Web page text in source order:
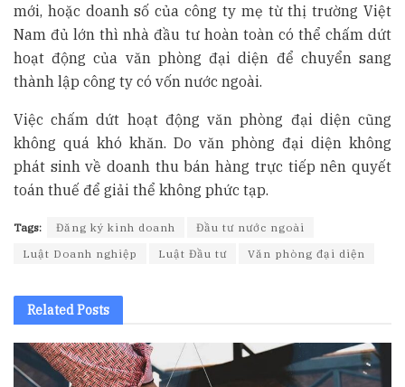
mới, hoặc doanh số của công ty mẹ từ thị trường Việt
Nam đủ lớn thì nhà đầu tư hoàn toàn có thể chấm dứt
hoạt động của văn phòng đại diện để chuyển sang
thành lập công ty có vốn nước ngoài.
Việc chấm dứt hoạt động văn phòng đại diện cũng
không quá khó khăn. Do văn phòng đại diện không
phát sinh về doanh thu bán hàng trực tiếp nên quyết
toán thuế để giải thể không phức tạp.
Tags: Đăng ký kinh doanh
Đầu tư nước ngoài
Luật Doanh nghiệp
Luật Đầu tư Văn phòng đại diện
RelatedPosts